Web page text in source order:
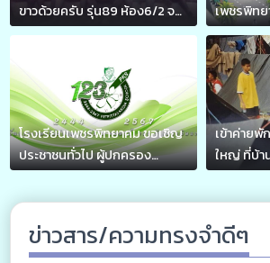
ขาวด้วยครับ รุ่น89 ห้อง6/2 จบ
2533
เพชรพิท
โรงเรียนเพชรพิทยาคม ขอเชิญ
ประชาชนทั่วไป ผู้ปกครอง
นักเรียนและศิษย์เก่าทุกรุ่น ร่วม
งาน 123 ปี เพชรพิทยาคม ในวันที่
เข้าค่าย
ใหญ่ ที่บ้า
เขาค้อ (ภ
ข่าวสาร/ความทรงจำดีๆ